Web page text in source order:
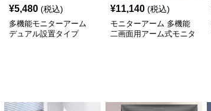
¥5,480 (税込)
多機能モニターアーム
デュアル設置タイプ
¥11,140 (税込)
モニターアーム 多機能
二画面用アーム式モニタ